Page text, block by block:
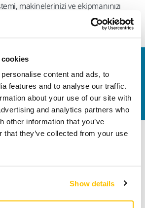
content and ads, to
features and to analyse our traffic.
about your use of our site with
and analytics partners who
other information that you’ve
that they’ve collected from your use
Show details
makinelerinizi ve ekipmanınızı
tutar. Yükseklik 158 mm.
edinmek ister misiniz? Lütfen bizimle
ve uzman ekibimiz sorularınızı
Uzmanlık
Çözümler